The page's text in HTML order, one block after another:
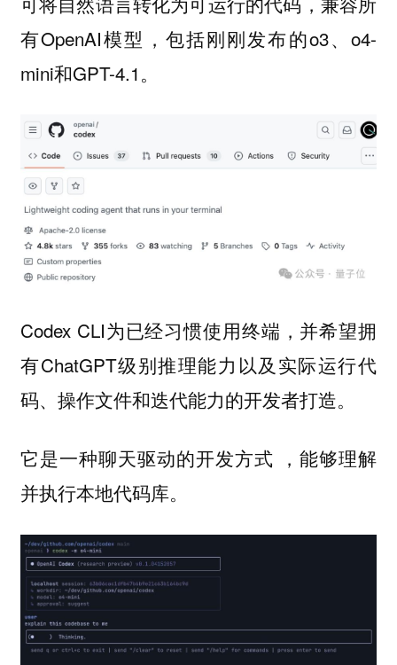
有OpenAI模型，包括刚刚发布的o3、o4-
mini和GPT-4.1。
Codex CLI为已经习惯使用终端，并希望拥
有ChatGPT级别推理能力以及实际运行代
码、操作文件和迭代能力的开发者打造。
它是一种聊天驱动的开发方式 ，能够理解
并执行本地代码库。